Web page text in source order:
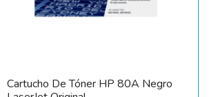
Cartucho De Tóner HP 80A Negro